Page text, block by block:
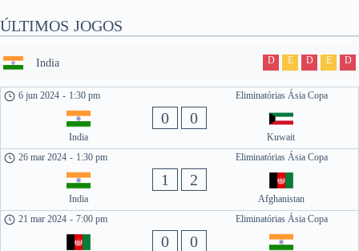
ÚLTIMOS JOGOS
India D E D E D
Eliminatórias Ásia Copa
6 jun 2024 - 1:30 pm
India
0 0
Kuwait
Eliminatórias Ásia Copa
26 mar 2024 - 1:30 pm
India
1 2
Afghanistan
Eliminatórias Ásia Copa
21 mar 2024 - 7:00 pm
0 0